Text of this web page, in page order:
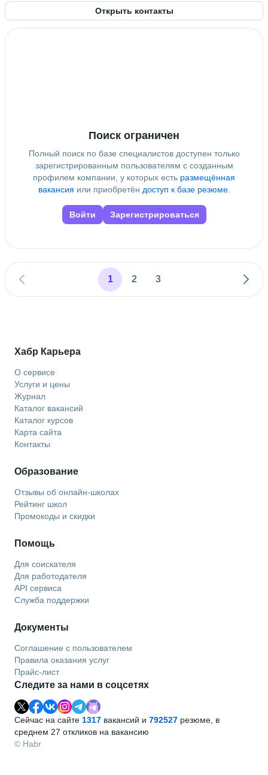
автоматизации; РК
• 5 лет и 10 месяцев
Открыть контакты
Поиск ограничен
Полный поиск по базе специалистов доступен только
зарегистрированным пользователям с созданным
профилем компании, у которых есть размещённая
вакансия или приобретён доступ к базе резюме.
Войти Зарегистрироваться
1 2 3
Хабр Карьера
О сервисе
Услуги и цены
Журнал
Каталог вакансий
Каталог курсов
Карта сайта
Контакты
Образование
Отзывы об онлайн-школах
Рейтинг школ
Промокоды и скидки
Помощь
Для соискателя
Для работодателя
API сервиса
Служба поддержки
Документы
Соглашение с пользователем
Правила оказания услуг
Прайс-лист
Следите за нами в соцсетях
Сейчас на сайте 1317 вакансий и 792527 резюме, в
среднем 27 откликов на вакансию
© Habr